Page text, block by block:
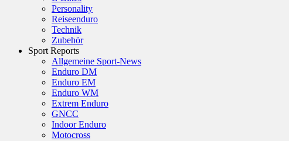
Personality
Reiseenduro
Technik
Zubehör
Sport Reports
Allgemeine Sport-News
Enduro DM
Enduro EM
Enduro WM
Extrem Enduro
GNCC
Indoor Enduro
Motocross